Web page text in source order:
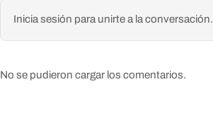
Inicia sesión para unirte a la conversación.
No se pudieron cargar los comentarios.